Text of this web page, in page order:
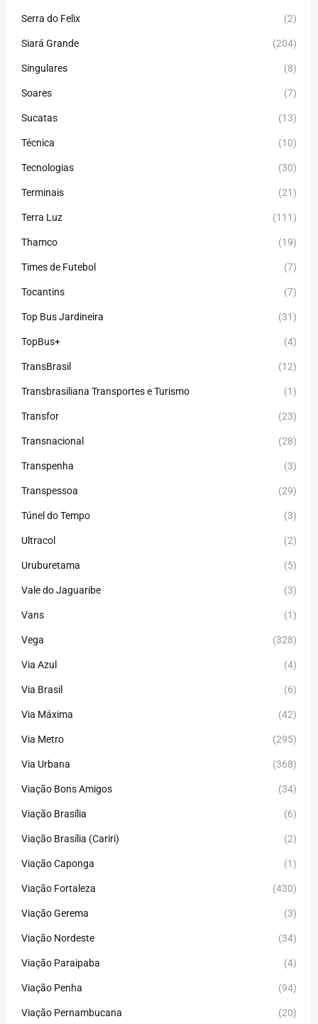
Serra do Felix (2)
Siará Grande (204)
Singulares (8)
Soares (7)
Sucatas (13)
Técnica (10)
Tecnologias (30)
Terminais (21)
Terra Luz (111)
Thamco (19)
Times de Futebol (7)
Tocantins (7)
Top Bus Jardineira (31)
TopBus+ (4)
TransBrasil (12)
Transbrasiliana Transportes e Turismo (1)
Transfor (23)
Transnacional (28)
Transpenha (3)
Transpessoa (29)
Túnel do Tempo (3)
Ultracol (2)
Uruburetama (5)
Vale do Jaguaribe (3)
Vans (1)
Vega (328)
Via Azul (4)
Via Brasil (6)
Via Máxima (42)
Via Metro (295)
Via Urbana (368)
Viação Bons Amigos (34)
Viação Brasília (6)
Viação Brasília (Cariri) (2)
Viação Caponga (1)
Viação Fortaleza (430)
Viação Gerema (3)
Viação Nordeste (34)
Viação Paraipaba (4)
Viação Penha (94)
Viação Pernambucana (20)